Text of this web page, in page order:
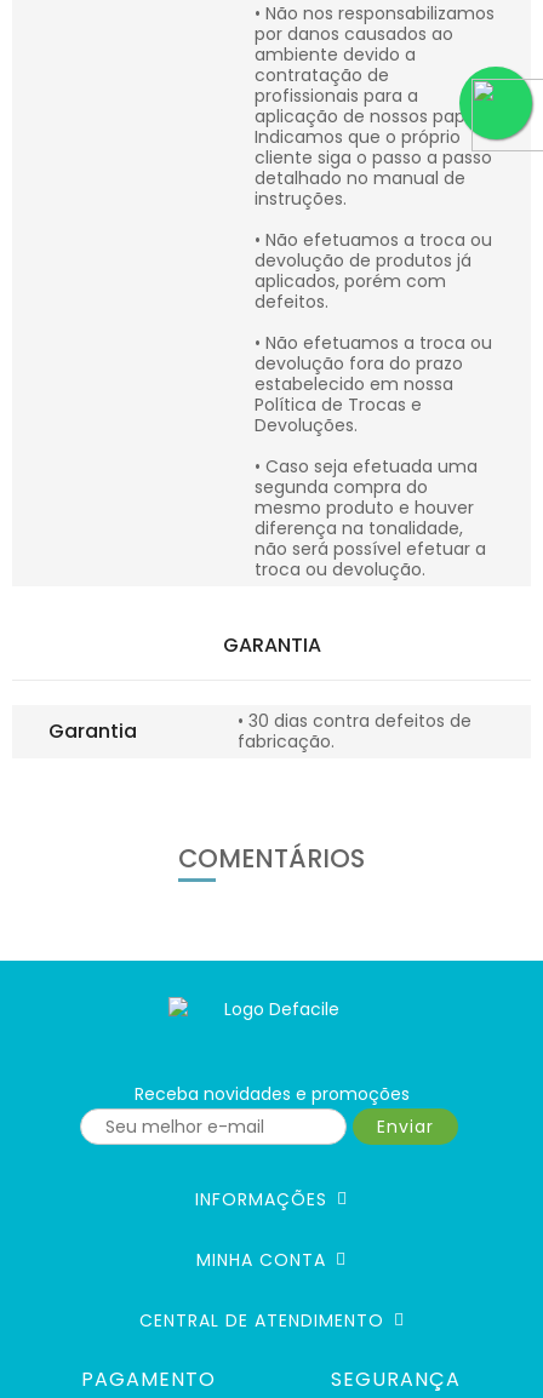
• Não nos responsabilizamos
por danos causados ao
ambiente devido a
contratação de
profissionais para a
aplicação de nossos papéis.
Indicamos que o próprio
cliente siga o passo a passo
detalhado no manual de
instruções.
• Não efetuamos a troca ou
devolução de produtos já
aplicados, porém com
defeitos.
• Não efetuamos a troca ou
devolução fora do prazo
estabelecido em nossa
Política de Trocas e
Devoluções.
• Caso seja efetuada uma
segunda compra do
mesmo produto e houver
diferença na tonalidade,
não será possível efetuar a
troca ou devolução.
GARANTIA
Garantia
• 30 dias contra defeitos de
fabricação.
COMENTÁRIOS
Receba novidades e promoções
Enviar
INFORMAÇÕES
MINHA CONTA
CENTRAL DE ATENDIMENTO
PAGAMENTO SEGURANÇA